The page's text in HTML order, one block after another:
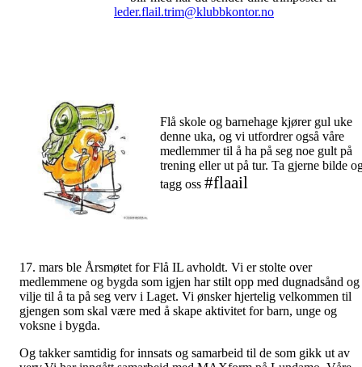
leder.flail.trim@klubbkontor.no
Flå skole og barnehage kjører gul uke
denne uka, og vi utfordrer også våre
medlemmer til å ha på seg noe gult på
trening eller ut på tur. Ta gjerne bilde
tagg oss #flaail
17. mars ble Årsmøtet for Flå IL avholdt. Vi er stolte over
medlemmene og bygda som igjen har stilt opp med dugnadsånd og
vilje til å ta på seg verv i Laget. Vi ønsker hjertelig velkommen til
gjengen som skal være med å skape aktivitet for barn, unge og
voksne i bygda.
Og takker samtidig for innsats og samarbeid til de som gikk ut av